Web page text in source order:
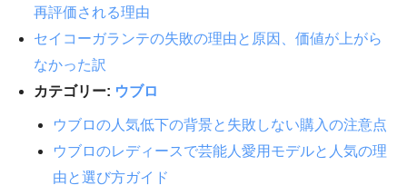
再評価される理由
セイコーガランテの失敗の理由と原因、価値が上がら
なかった訳
カテゴリー: ウブロ
ウブロの人気低下の背景と失敗しない購入の注意点
ウブロのレディースで芸能人愛用モデルと人気の理
由と選び方ガイド